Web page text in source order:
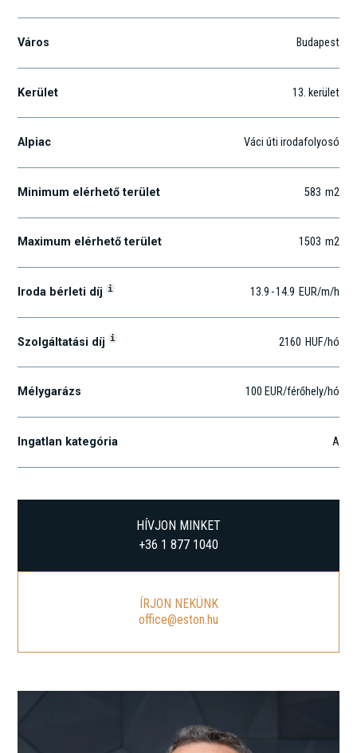
Város Budapest
Kerület 13. kerület
Alpiac Váci úti irodafolyosó
Minimum elérhető terület 583 m2
Maximum elérhető terület 1503 m2
Iroda bérleti díj i 13.9 -14.9 EUR/m/h
Szolgáltatási díj i 2160 HUF/hó
Mélygarázs 100 EUR/férőhely/hó
Ingatlan kategória A
HÍVJON MINKET
+36 1 877 1040
ÍRJON NEKÜNK
office@eston.hu